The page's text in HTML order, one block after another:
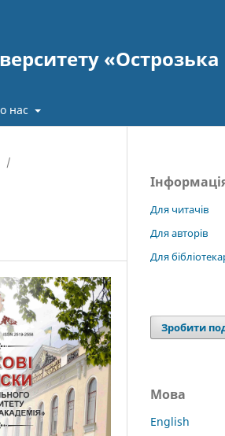
«Острозька
нас
/
Для читачів
Для авторів
Для
Зробити
Мова
English